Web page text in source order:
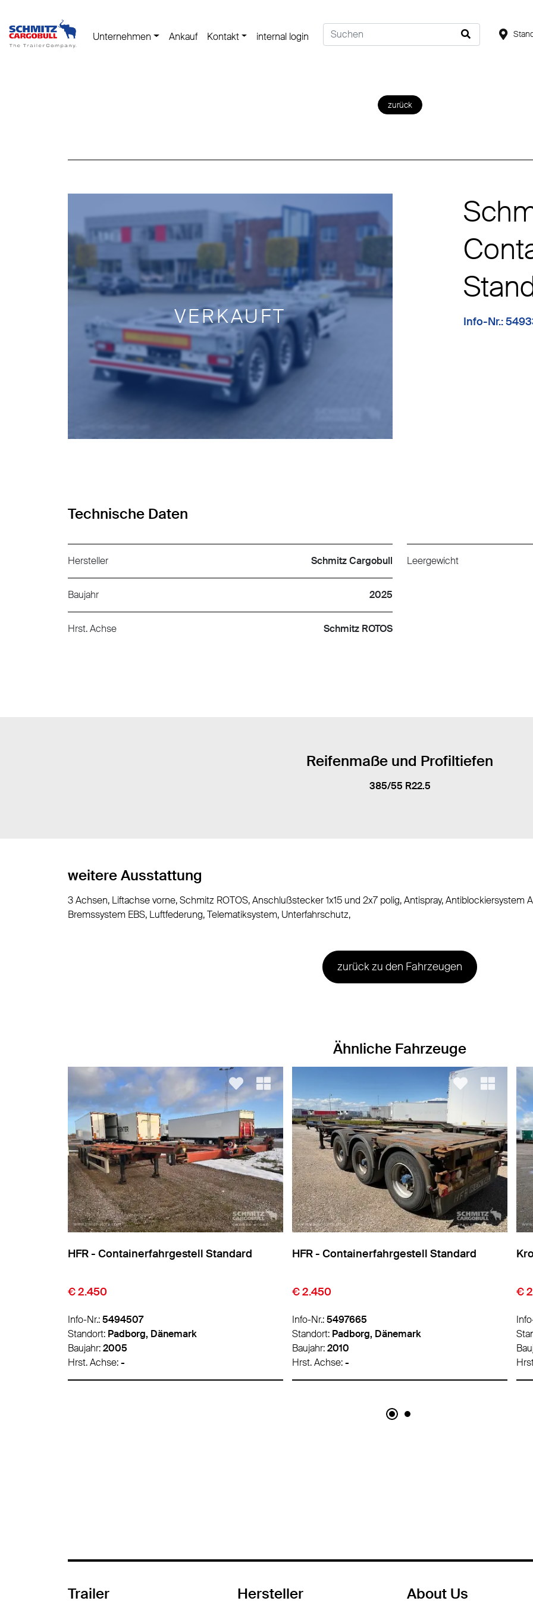
Unternehmen Ankauf Kontakt internal login
zurück
VERKAUFT Info-Nr.:
Technische Daten
Hersteller Schmitz Cargobull
Baujahr 2025
Hrst. Achse Schmitz ROTOS
Leergewicht
Reifenmaße und Profiltiefen
385/55 R22.5
weitere Ausstattung
3 Achsen, Liftachse vorne, Schmitz ROTOS, Anschlußstecker 1x15 und 2x7 polig, Antispray, Antiblockiersystem
Bremssystem EBS, Luftfederung, Telematiksystem, Unterfahrschutz,
zurück zu den Fahrzeugen
Ähnliche Fahrzeuge
HFR - Containerfahrgestell Standard
€ 2.450
Info-Nr.:5497665
Standort: Padborg, Dänemark
Baujahr:2010
Hrst. Achse:-
Krone - Containerfahrgestell Standard
€ 2.450
Info-Nr.:5498225
Standort: Padborg, Dänemark
Baujahr:2008
Hrst. Achse:-
€
Trailer Hersteller About Us